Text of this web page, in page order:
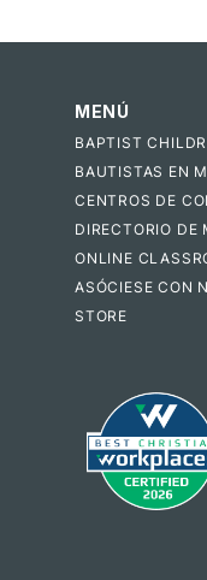
MENÚ
BAPTIST
BAUTISTAS EN
CENTROS DE
DIRECTORIO DE
ONLINE
ASÓCIESE CON
STORE